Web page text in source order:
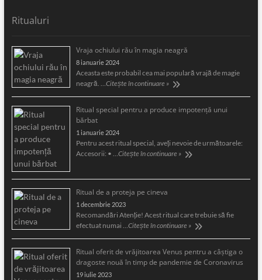
Ritualuri
Vraja ochiului rău în magia neagră
8 ianuarie 2024
Aceasta este probabil cea mai populară vrajă de magie
neagră. …Citește în continuare »
Ritual special pentru a produce impotență unui
bărbat
1 ianuarie 2024
Pentru acest ritual special, aveți nevoie de următoarele:
Accesorii: • …Citește în continuare »
Ritual de a proteja pe cineva
1 decembrie 2023
Recomandări Atenție! Acest ritual care trebuie să fie
efectuat numai …Citește în continuare »
Ritual oferit de vrăjitoarea Venus pentru a câştiga o
dragoste nouă în timp de pandemie de Coronavirus
19 iulie 2023